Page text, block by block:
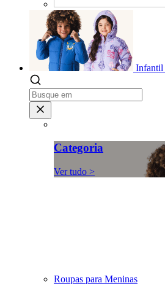
Infantil
Categoria
Ver tudo >
Roupas para Meninas